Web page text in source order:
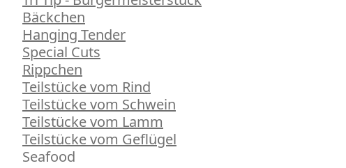
Bäckchen
Hanging Tender
Special Cuts
Rippchen
Teilstücke vom Rind
Teilstücke vom Schwein
Teilstücke vom Lamm
Teilstücke vom Geflügel
Seafood